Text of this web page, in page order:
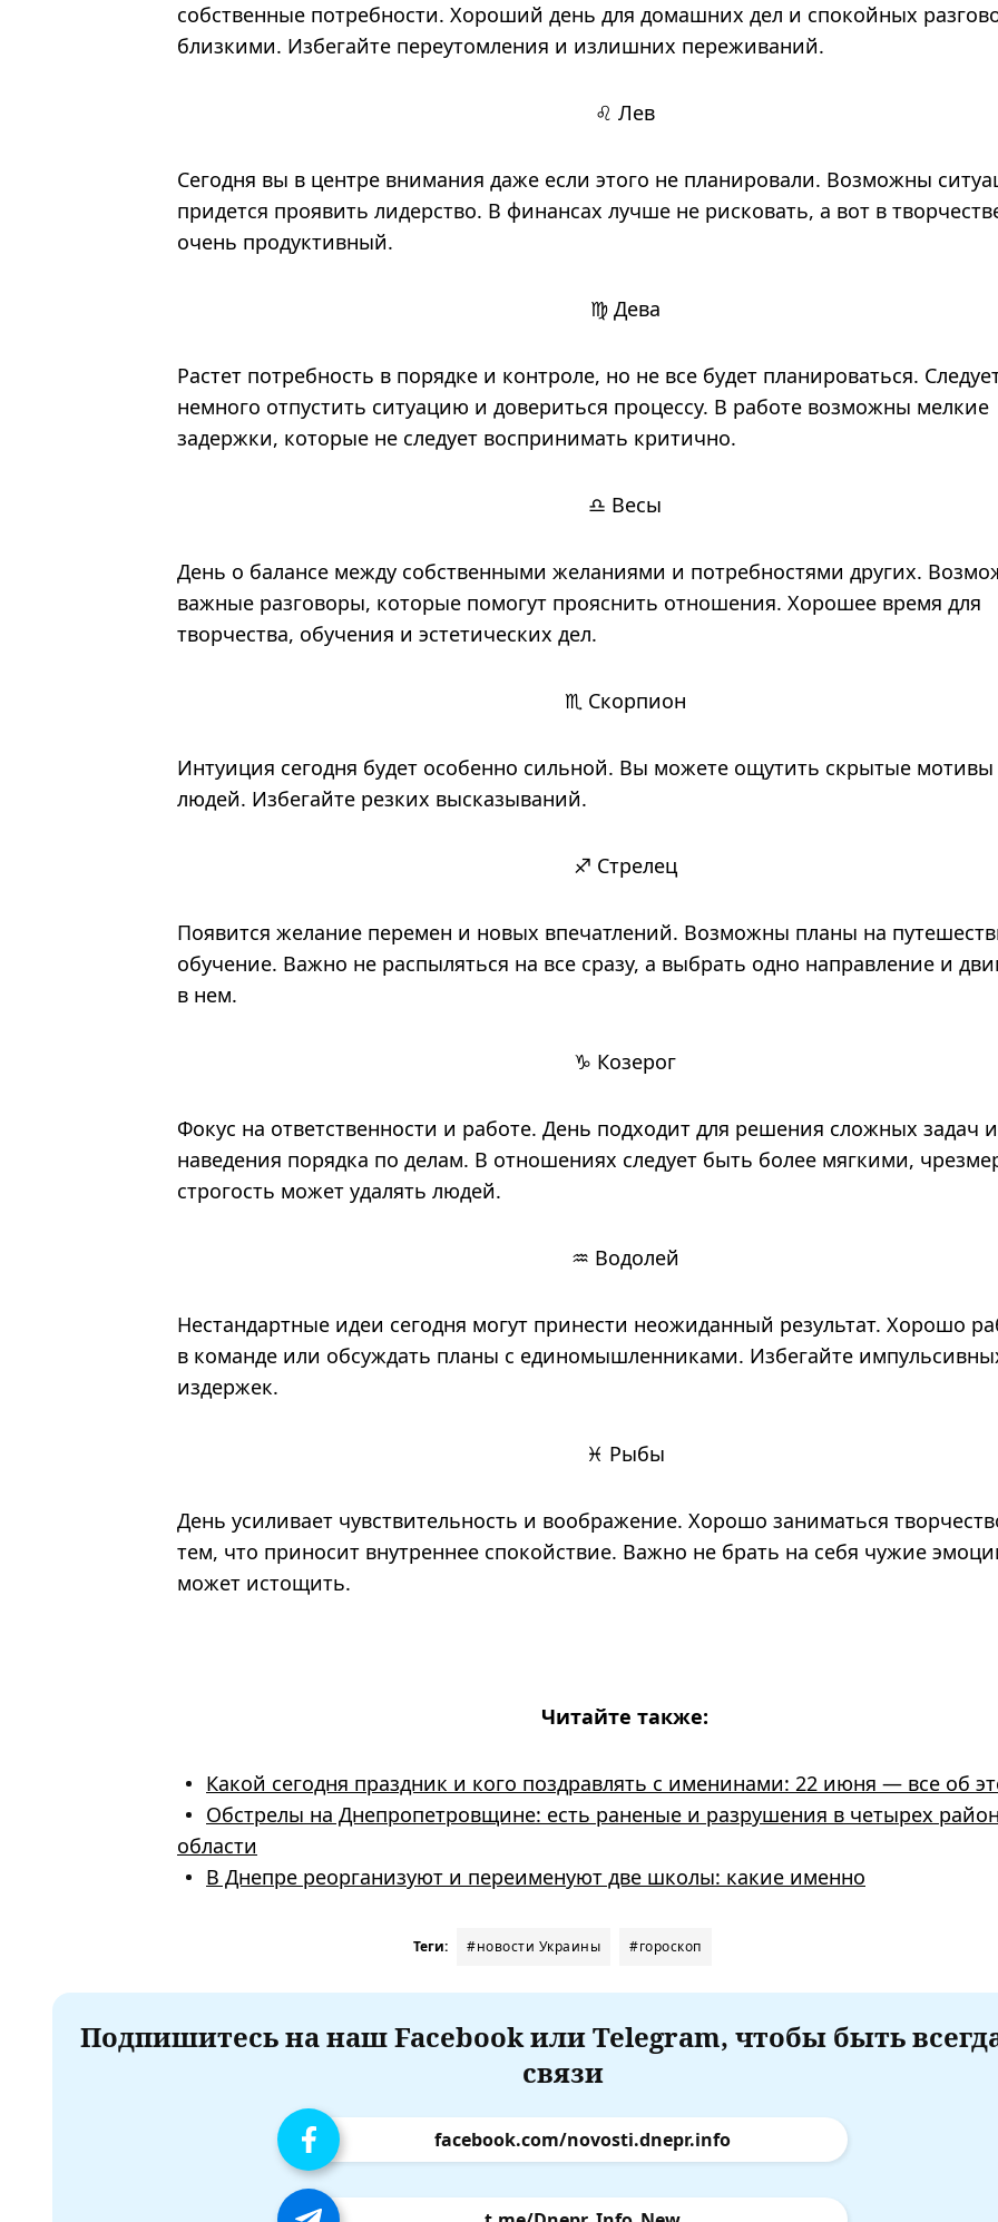
собственные потребности. Хороший день для домашних дел и спокойных
близкими. Избегайте переутомления и излишних переживаний.
♌ Лев
Сегодня вы в центре внимания даже если этого не планировали. Возможны
придется проявить лидерство. В финансах лучше не рисковать, а вот в
очень продуктивный.
♍ Дева
Растет потребность в порядке и контроле, но не все будет планироваться.
немного отпустить ситуацию и довериться процессу. В работе возможны мелкие
задержки, которые не следует воспринимать критично.
♎ Весы
День о балансе между собственными желаниями и потребностями других.
важные разговоры, которые помогут прояснить отношения. Хорошее время для
творчества, обучения и эстетических дел.
♏ Скорпион
Интуиция сегодня будет особенно сильной. Вы можете ощутить скрытые мотивы
людей. Избегайте резких высказываний.
♐ Стрелец
Появится желание перемен и новых впечатлений. Возможны планы на
обучение. Важно не распыляться на все сразу, а выбрать одно направление и
в нем.
♑ Козерог
Фокус на ответственности и работе. День подходит для решения сложных задач и
наведения порядка по делам. В отношениях следует быть более мягкими,
строгость может удалять людей.
♒ Водолей
Нестандартные идеи сегодня могут принести неожиданный результат. Хорошо
в команде или обсуждать планы с единомышленниками. Избегайте
издержек.
♓ Рыбы
День усиливает чувствительность и воображение. Хорошо заниматься
тем, что приносит внутреннее спокойствие. Важно не брать на себя чужие
может истощить.
Читайте также:
Какой сегодня праздник и кого поздравлять с именинами: 22 июня — все об
Обстрелы на Днепропетровщине: есть раненые и разрушения в четырех
области
В Днепре реорганизуют и переименуют две школы: какие именно
Теги: #новости Украины #гороскоп
Подпишитесь на наш Facebook или Telegram, чтобы быть
связи
facebook.com/novosti.dnepr.info